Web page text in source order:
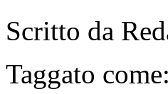
Scritto da
Taggato come: